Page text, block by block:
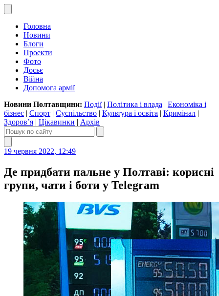
Головна
Новини
Блоги
Проекти
Фото
Досьє
Війна
Допомога армії
Новини Полтавщини: Події| Політика і влада | Економіка і
бізнес | Спорт | Суспільство | Культура і освіта | Кримінал |
Здоров’я | Цікавинки | Архів
19 червня 2022, 12:49
Де придбати пальне у Полтаві: корисні
групи, чати і боти у Telegram